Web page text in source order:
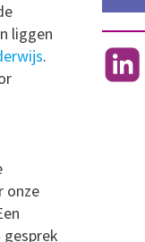
liggen
.
onze